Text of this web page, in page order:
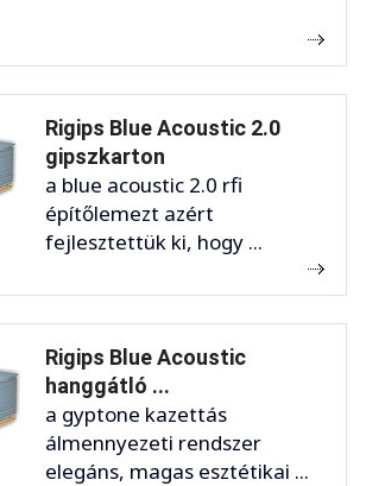
Rigips Blue Acoustic 2.0
gipszkarton
a blue acoustic 2.0 rfi
építőlemezt azért
fejlesztettük ki, hogy ...
Rigips Blue Acoustic
hanggátló ...
a gyptone kazettás
álmennyezeti rendszer
elegáns, magas esztétikai ...